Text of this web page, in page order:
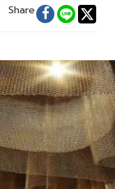
Share